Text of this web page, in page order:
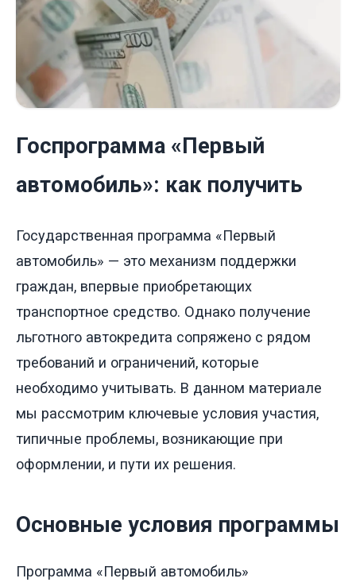
Госпрограмма «Первый
автомобиль»: как получить
Государственная программа «Первый
автомобиль» — это механизм поддержки
граждан, впервые приобретающих
транспортное средство. Однако получение
льготного автокредита сопряжено с рядом
требований и ограничений, которые
необходимо учитывать. В данном материале
мы рассмотрим ключевые условия участия,
типичные проблемы, возникающие при
оформлении, и пути их решения.
Основные условия программы
Программа «Первый автомобиль»